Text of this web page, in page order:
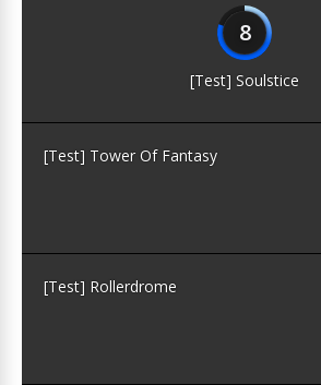
8
[Test] Soulstice
[Test] Tower Of Fantasy
[Test] Rollerdrome